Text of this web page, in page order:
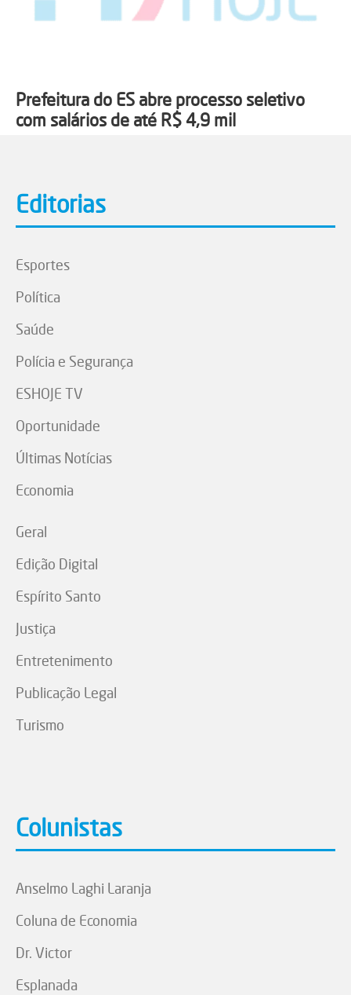
Prefeitura do ES abre processo seletivo
com salários de até R$ 4,9 mil
Editorias
Esportes
Política
Saúde
Polícia e Segurança
ESHOJE TV
Oportunidade
Últimas Notícias
Economia
Geral
Edição Digital
Espírito Santo
Justiça
Entretenimento
Publicação Legal
Turismo
Colunistas
Anselmo Laghi Laranja
Coluna de Economia
Dr. Victor
Esplanada